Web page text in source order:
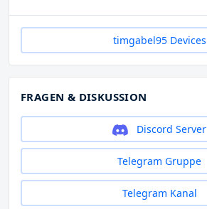
timgabel95 Devices
FRAGEN & DISKUSSION
Discord Server
Telegram Gruppe
Telegram Kanal